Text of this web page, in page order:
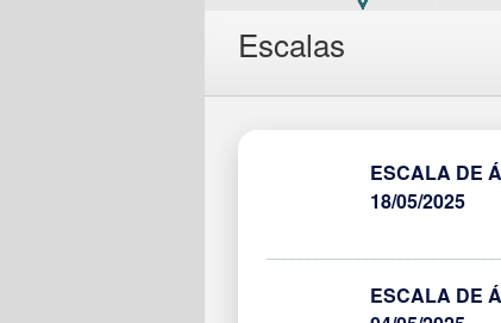
Escalas
ESCALA DE
18/05/2025
ESCALA DE